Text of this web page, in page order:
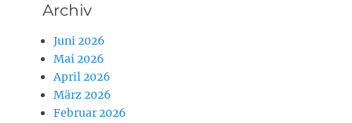
Archiv
Juni 2026
Mai 2026
April 2026
März 2026
Februar 2026